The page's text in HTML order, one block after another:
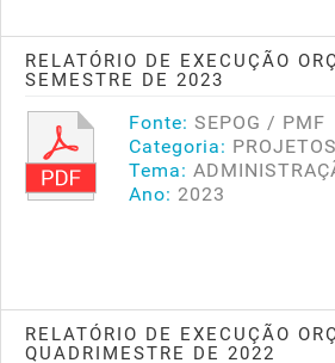
RELATÓRIO DE EXECUÇÃO
SEMESTRE DE 2023
Fonte: SEPOG / PMF
Categoria:
Tema:
Ano: 2023
RELATÓRIO DE EXECUÇÃO
QUADRIMESTRE DE 2022